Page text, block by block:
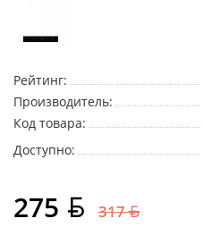
Рейтинг:
Производитель:
Код товара:
Доступно:
275 317